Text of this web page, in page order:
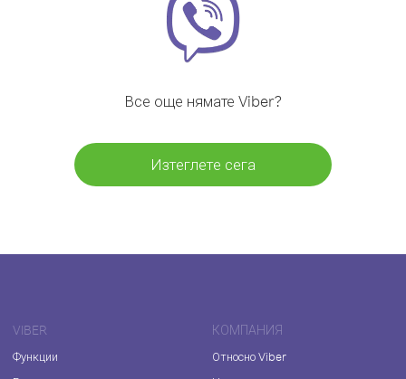
Все още нямате Viber?
Изтеглете сега
VIBER
Функции
КОМПАНИЯ
Относно Viber